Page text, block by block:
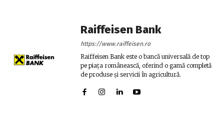
Raiffeisen Bank
https://www.raiffeisen.ro
Raiffeisen Bank este o bancă universală de top
pe piața românească, oferind o gamă completă
de produse și servicii în agricultură.